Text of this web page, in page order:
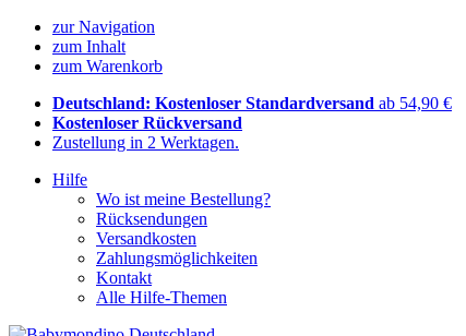
zur Navigation
zum Inhalt
zum Warenkorb
Deutschland: Kostenloser Standardversand ab 54,90 €
Kostenloser Rückversand
Zustellung in 2 Werktagen.
Hilfe
Wo ist meine Bestellung?
Rücksendungen
Versandkosten
Zahlungsmöglichkeiten
Kontakt
Alle Hilfe-Themen